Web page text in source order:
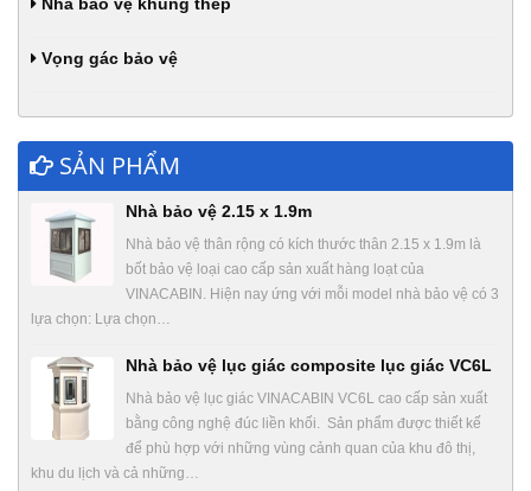
Vọng gác bảo vệ
SẢN PHẨM
Nhà bảo vệ 2.15 x 1.9m
Nhà bảo vệ thân rộng có kích thước thân 2.15 x 1.9m là
bốt bảo vệ loại cao cấp sản xuất hàng loạt của
VINACABIN. Hiện nay ứng với mỗi model nhà bảo vệ có 3
lựa chọn: Lựa chọn…
Nhà bảo vệ lục giác composite lục giác VC6L
Nhà bảo vệ lục giác VINACABIN VC6L cao cấp sản xuất
bằng công nghệ đúc liền khối. Sản phẩm được thiết kế
để phù hợp với những vùng cảnh quan của khu đô thị,
khu du lịch và cả những…